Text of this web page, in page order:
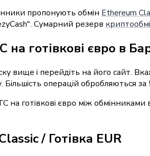
пропонують обмін Ethereum
Сумарний резерв
на готівкові євро в
вище і перейдіть на його сайт.
Більшість операцій обробляються
на готівкові євро між
/ Готівка EUR